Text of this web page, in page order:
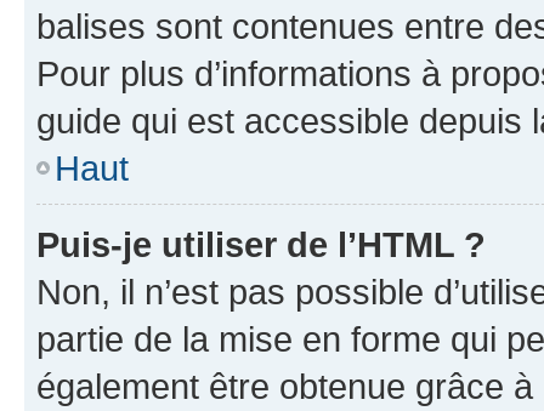
balises sont contenues entre
Pour plus d’informations à
guide qui est accessible depuis
Haut
Puis-je utiliser de l’HTML ?
Non, il n’est pas possible
partie de la mise en forme qui
également être obtenue grâce à